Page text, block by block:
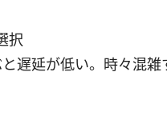
択
遅延が低い。時々混